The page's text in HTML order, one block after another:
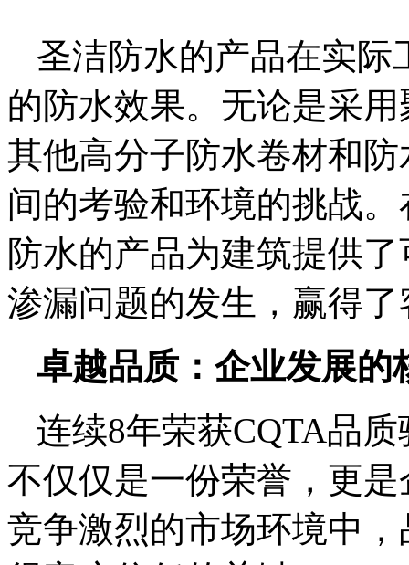
圣洁防水的产品在实际
的防水效果。无论是采
其他高分子防水卷材和
间的考验和环境的挑战
防水的产品为建筑提供
渗漏问题的发生，赢得
卓越品质：企业发展的
连续8年荣获CQTA品
不仅仅是一份荣誉，更
竞争激烈的市场环境中